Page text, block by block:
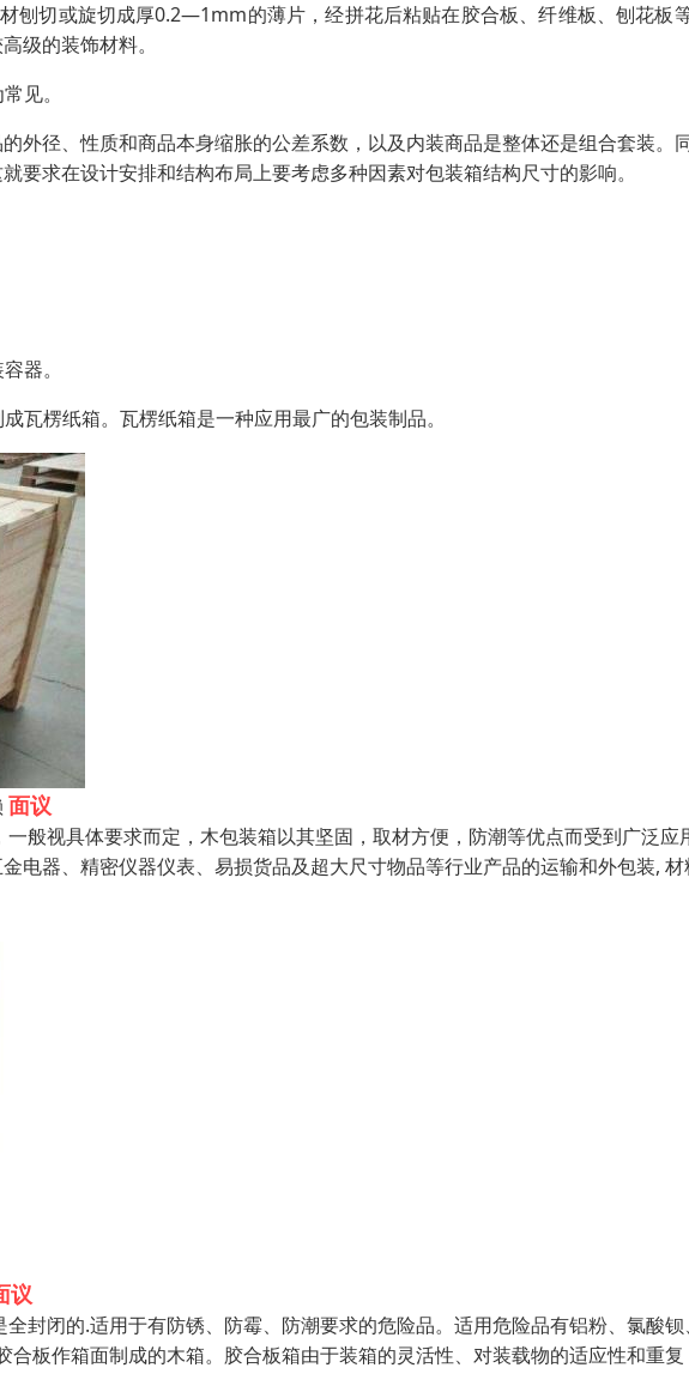
刨切或旋切成厚0.2—1mm的薄片，经拼花后粘贴在胶合板、纤维板、刨花板
级的装饰材料。
见。
外径、性质和商品本身缩胀的公差系数，以及内装商品是整体还是组合套装。
要求在设计安排和结构布局上要考虑多种因素对包装箱结构尺寸的影响。
器。
瓦楞纸箱。瓦楞纸箱是一种应用最广的包装制品。
面议
般视具体要求而定，木包装箱以其坚固，取材方便，防潮等优点而受到广泛应
电器、精密仪器仪表、易损货品及超大尺寸物品等行业产品的运输和外包装, 材
议
封闭的.适用于有防锈、防霉、防潮要求的危险品。适用危险品有铝粉、氯酸
板作箱面制成的木箱。胶合板箱由于装箱的灵活性、对装载物的适应性和重复